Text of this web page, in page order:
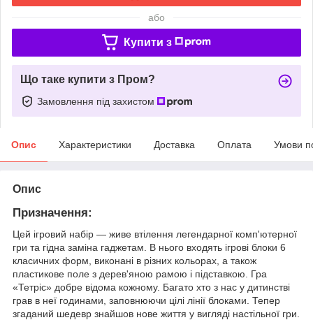
або
Купити з
Що таке купити з Пром?
Замовлення під захистом
Опис Характеристики Доставка Оплата Умови
Опис
Призначення:
Цей ігровий набір — живе втілення легендарної комп'ютерної
гри та гідна заміна гаджетам. В нього входять ігрові блоки 6
класичних форм, виконані в різних кольорах, а також
пластикове поле з дерев'яною рамою і підставкою. Гра
«Тетріс» добре відома кожному. Багато хто з нас у дитинстві
грав в неї годинами, заповнюючи цілі лінії блоками. Тепер
згаданий шедевр знайшов нове життя у вигляді настільної гри.